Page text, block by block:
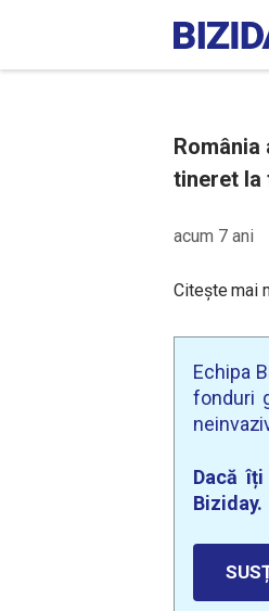
tineret la
acum 7 ani
Citește mai
Echipa
fonduri
Dacă
Biziday.